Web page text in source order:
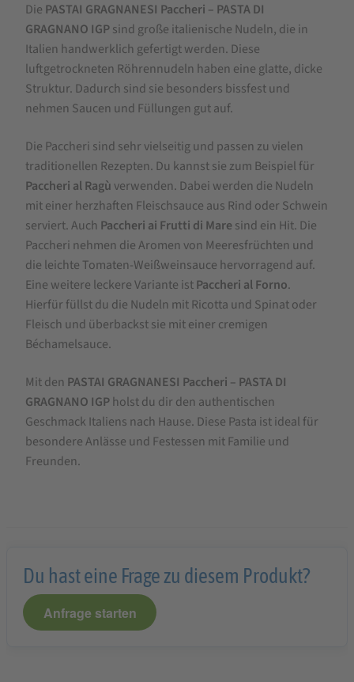
500
g
PASTA
DI
GRAGNANO
IGP
Die PASTAI GRAGNANESI Paccheri – PASTA DI
GRAGNANO IGPsind große italienische Nudeln, die in
Italien handwerklich gefertigt werden. Diese
luftgetrockneten Röhrennudeln haben eine glatte, dicke
Struktur. Dadurch sind sie besonders bissfest und
nehmen Saucen und Füllungen gut auf.
Die Paccheri sind sehr vielseitig und passen zu vielen
traditionellen Rezepten. Du kannst sie zum Beispiel für
Paccheri al Ragù verwenden. Dabei werden die Nudeln
mit einer herzhaften Fleischsauce aus Rind oder Schwein
serviert. Auch Paccheri ai Frutti di Mare sind ein Hit. Die
Paccheri nehmen die Aromen von Meeresfrüchten und
die leichte Tomaten-Weißweinsauce hervorragend auf.
Eine weitere leckere Variante istPaccheri al Forno.
Hierfür füllst du die Nudeln mit Ricotta und Spinat oder
Fleisch und überbackst sie mit einer cremigen
Béchamelsauce.
Mit den PASTAI GRAGNANESI Paccheri – PASTA DI
GRAGNANO IGPholst du dir den authentischen
Geschmack Italiens nach Hause. Diese Pasta ist ideal für
besondere Anlässe und Festessen mit Familie und
Freunden.
Du hast eine Frage zu diesem Produkt?
Anfrage starten